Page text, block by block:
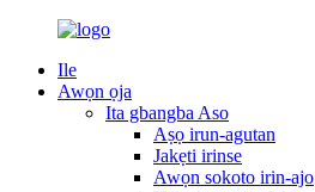
Ile
Awọn ọja
Ita gbangba Aso
Aṣọ irun-agutan
Jakẹti irinse
Awọn sokoto irin-ajo